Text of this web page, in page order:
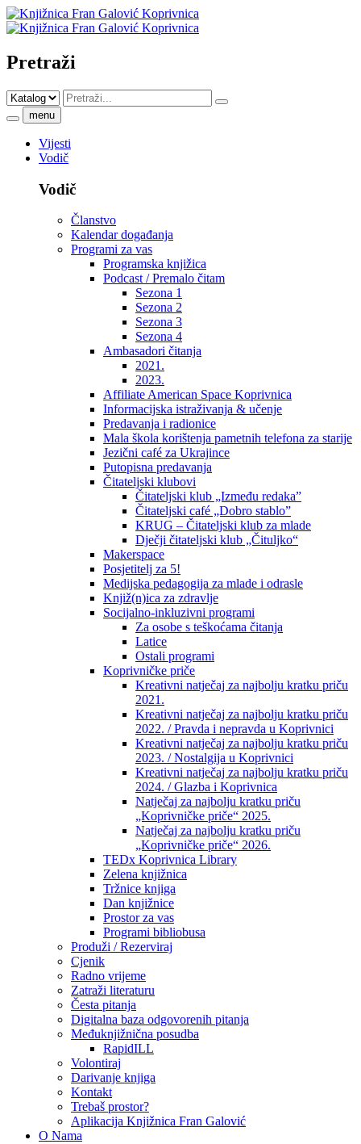
Pretraži
menu
Vijesti
Vodič
Vodič
Članstvo
Kalendar događanja
Programi za vas
Programska knjižica
Podcast / Premalo čitam
Sezona 1
Sezona 2
Sezona 3
Sezona 4
Ambasadori čitanja
2021.
2023.
Affiliate American Space Koprivnica
Informacijska istraživanja & učenje
Predavanja i radionice
Mala škola korištenja pametnih telefona za starije
Jezični café za Ukrajince
Putopisna predavanja
Čitateljski klubovi
Čitateljski klub „Između redaka”
Čitateljski café „Dobro stablo”
KRUG – Čitateljski klub za mlade
Dječji čitateljski klub „Čituljko“
Makerspace
Posjetitelj za 5!
Medijska pedagogija za mlade i odrasle
Knjiž(n)ica za zdravlje
Socijalno-inkluzivni programi
Za osobe s teškoćama čitanja
Latice
Ostali programi
Koprivničke priče
Kreativni natječaj za najbolju kratku priču
2021.
Kreativni natječaj za najbolju kratku priču
2022. / Pravda i nepravda u Koprivnici
Kreativni natječaj za najbolju kratku priču
2023. / Nostalgija u Koprivnici
Kreativni natječaj za najbolju kratku priču
2024. / Glazba i Koprivnica
Natječaj za najbolju kratku priču
„Koprivničke priče“ 2025.
Natječaj za najbolju kratku priču
„Koprivničke priče“ 2026.
TEDx Koprivnica Library
Zelena knjižnica
Tržnice knjiga
Dan knjižnice
Prostor za vas
Programi bibliobusa
Produži / Rezerviraj
Cjenik
Radno vrijeme
Zatraži literaturu
Česta pitanja
Digitalna baza odgovorenih pitanja
Međuknjižnična posudba
RapidILL
Volontiraj
Darivanje knjiga
Kontakt
Trebaš prostor?
Aplikacija Knjižnica Fran Galović
O Nama